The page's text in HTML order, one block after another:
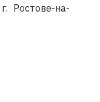
Ростове-на-